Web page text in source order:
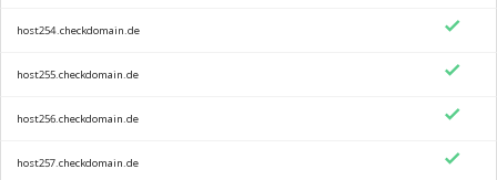
host254.checkdomain.de
host255.checkdomain.de
host256.checkdomain.de
host257.checkdomain.de